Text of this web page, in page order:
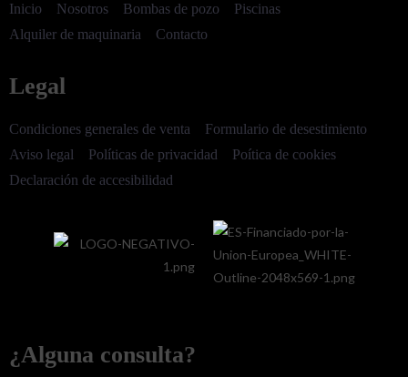
Inicio Nosotros Bombas de pozo
Piscinas
Alquiler de maquinaria
Contacto
Legal
Condiciones generales de venta
Formulario de desestimiento
Aviso legal
Políticas de privacidad
Poítica de cookies
Declaración de accesibilidad
¿Alguna consulta?